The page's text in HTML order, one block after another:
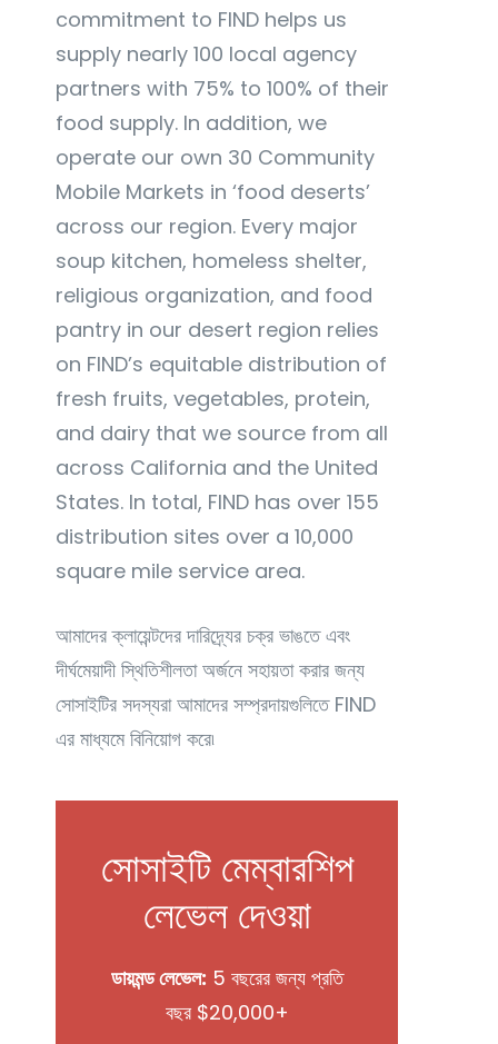
commitment to FIND helps us
supply nearly 100 local agency
partners with 75% to 100% of their
food supply. In addition, we
operate our own 30 Community
Mobile Markets in ‘food deserts’
across our region. Every major
soup kitchen, homeless shelter,
religious organization, and food
pantry in our desert region relies
on FIND’s equitable distribution of
fresh fruits, vegetables, protein,
and dairy that we source from all
across California and the United
States. In total, FIND has over 155
distribution sites over a 10,000
square mile service area.
আমাদের ক্লায়েন্টদের দারিদ্র্যের চক্র ভাঙতে এবং
দীর্ঘমেয়াদী স্থিতিশীলতা অর্জনে সহায়তা করার জন্য
সোসাইটির সদস্যরা আমাদের সম্প্রদায়গুলিতে FIND
এর মাধ্যমে বিনিয়োগ করে৷
সোসাইটি মেম্বারশিপ
লেভেল দেওয়া
ডায়মন্ড লেভেল: 5 বছরের জন্য প্রতি
বছর $20,000+